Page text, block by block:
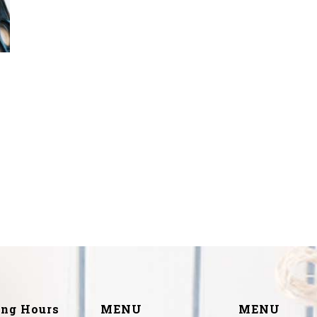
Hours MENU MENU